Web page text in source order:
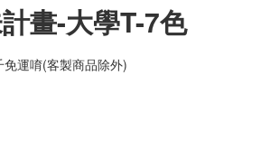
畫-大學T-7色
運唷(客製商品除外)